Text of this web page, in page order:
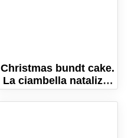
Christmas bundt cake.
La ciambella natalizia
per le feste!